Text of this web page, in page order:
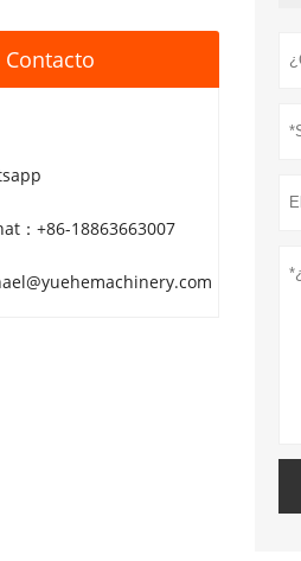
：+86-18863663007